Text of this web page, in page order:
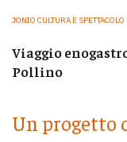
JONIO CULTURA E SPETTACOLO
Viaggio
Pollino
Un progetto